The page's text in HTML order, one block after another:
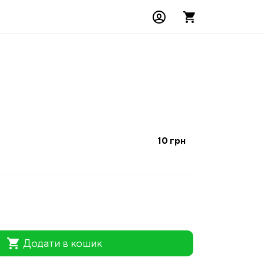
10 грн
shopping_cart Додати в кошик